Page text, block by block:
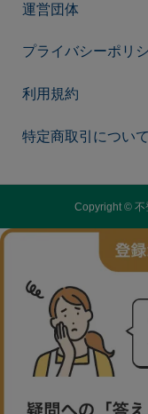
運営団体
プライバシーポリ
利用規約
特定商取引について
Copyright ©不